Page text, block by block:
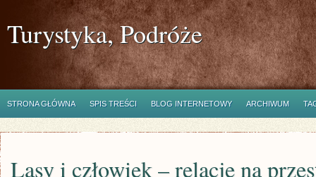
Turystyka, Podróże
STRONA GŁÓWNA SPIS TREŚCI BLOG INTERNETOWY ARCHIWUM
Lasy i człowiek – relacje na